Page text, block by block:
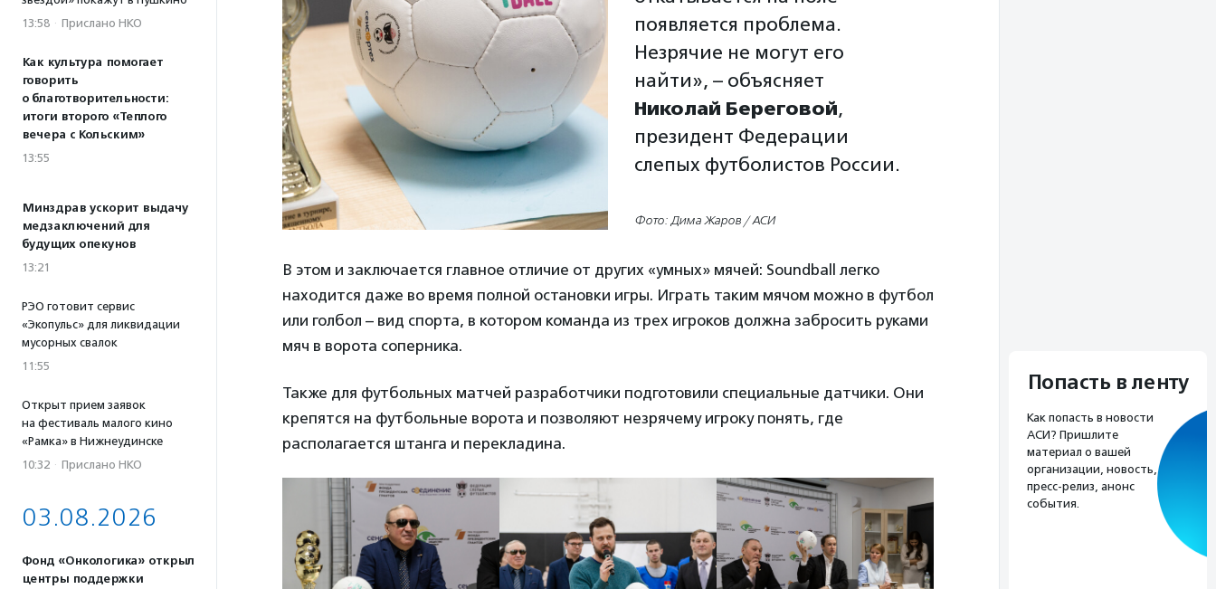
13:58 · Прислано НКО
Как культура помогает
говорить
о благотворительности:
итоги второго «Теплого
вечера с Кольским»
13:55
Минздрав ускорит выдачу
медзаключений для
будущих опекунов
13:21
РЭО готовит сервис
«Экопульс» для ликвидации
мусорных свалок
11:55
Открыт прием заявок
на фестиваль малого кино
«Рамка» в Нижнеудинске
10:32 · Прислано НКО
03.08.2026
Фонд «Онкологика» открыл
центры поддержки
появляется проблема.
Незрячие не могут его
найти», – объясняет
Николай Береговой,
президент Федерации
слепых футболистов России.
Фото: Дима Жаров / АСИ
В этом и заключается главное отличие от других «умных» мячей: Soundball легко
находится даже во время полной остановки игры. Играть таким мячом можно в футбол
или голбол – вид спорта, в котором команда из трех игроков должна забросить руками
мяч в ворота соперника.
Также для футбольных матчей разработчики подготовили специальные датчики. Они
крепятся на футбольные ворота и позволяют незрячему игроку понять, где
располагается штанга и перекладина.
Попасть в ленту
Как попасть в новости
АСИ? Пришлите
материал о вашей
организации, новость,
пресс-релиз, анонс
события.